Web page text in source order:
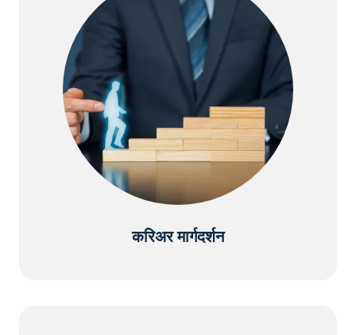
करिअर मार्गदर्शन